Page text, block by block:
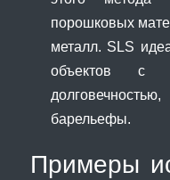
порошковых
металл. SLS
объектов с
барельефы.
Примеры